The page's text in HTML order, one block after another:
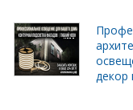
декор